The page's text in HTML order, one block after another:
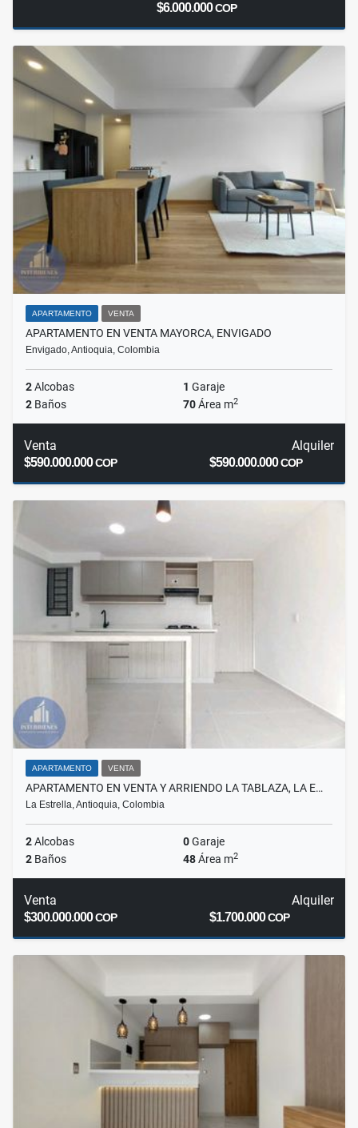
$6.000.000COP
APARTAMENTO VENTA
APARTAMENTO EN VENTA MAYORCA, ENVIGADO
Envigado, Antioquia, Colombia
2Alcobas 1 Garaje
2 Baños 70Área m2
Venta
$590.000.000COP
Alquiler
$590.000.000COP
APARTAMENTO VENTA
APARTAMENTO EN VENTA Y ARRIENDO LA TABLAZA, LA E…
La Estrella, Antioquia, Colombia
2Alcobas 0Garaje
2 Baños 48Área m2
Venta
$300.000.000COP
Alquiler
$1.700.000COP